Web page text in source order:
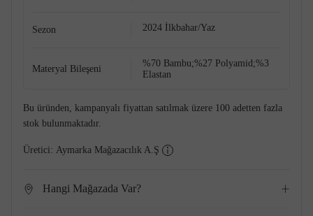
Sezon 2024 İlkbahar/Yaz
Materyal Bileşeni
%70 Bambu;%27 Polyamid;%3
Elastan
Bu üründen, kampanyalı fiyattan satılmak üzere 100 adetten fazla
stok bulunmaktadır.
Üretici: Aymarka Mağazacılık A.Ş
Hangi Mağazada Var?